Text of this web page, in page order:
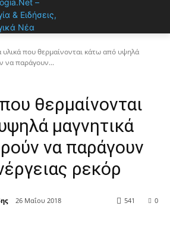
υλικά που θερμαίνονται κάτω από υψηλά
να παράγουν...
θερμαίνονται
μαγνητικά
να παράγουν
ρεκόρ
26 Μαΐου 2018 0
541